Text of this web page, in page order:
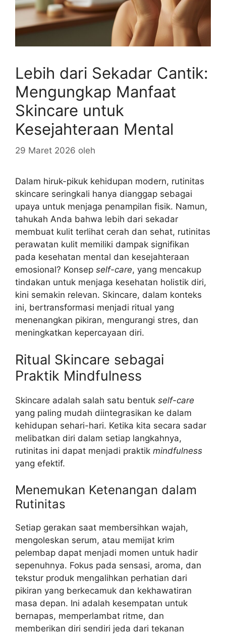
Lebih dari Sekadar Cantik:
Mengungkap Manfaat
Skincare untuk
Kesejahteraan Mental
29 Maret 2026 oleh
Dalam hiruk-pikuk kehidupan modern, rutinitas
skincare seringkali hanya dianggap sebagai
upaya untuk menjaga penampilan fisik. Namun,
tahukah Anda bahwa lebih dari sekadar
membuat kulit terlihat cerah dan sehat, rutinitas
perawatan kulit memiliki dampak signifikan
pada kesehatan mental dan kesejahteraan
emosional? Konsep self-care, yang mencakup
tindakan untuk menjaga kesehatan holistik diri,
kini semakin relevan. Skincare, dalam konteks
ini, bertransformasi menjadi ritual yang
menenangkan pikiran, mengurangi stres, dan
meningkatkan kepercayaan diri.
Ritual Skincare sebagai
Praktik Mindfulness
Skincare adalah salah satu bentuk self-care
yang paling mudah diintegrasikan ke dalam
kehidupan sehari-hari. Ketika kita secara sadar
melibatkan diri dalam setiap langkahnya,
rutinitas ini dapat menjadi praktik mindfulness
yang efektif.
Menemukan Ketenangan dalam
Rutinitas
Setiap gerakan saat membersihkan wajah,
mengoleskan serum, atau memijat krim
pelembap dapat menjadi momen untuk hadir
sepenuhnya. Fokus pada sensasi, aroma, dan
tekstur produk mengalihkan perhatian dari
pikiran yang berkecamuk dan kekhawatiran
masa depan. Ini adalah kesempatan untuk
bernapas, memperlambat ritme, dan
memberikan diri sendiri jeda dari tekanan